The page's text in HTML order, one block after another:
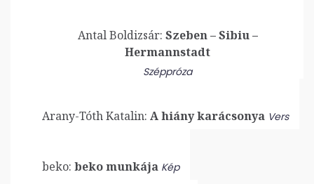
Antal Boldizsár: Szeben – Sibiu –
Hermannstadt
Széppróza
Arany-Tóth Katalin: A hiány karácsonya Vers
beko: beko munkája Kép